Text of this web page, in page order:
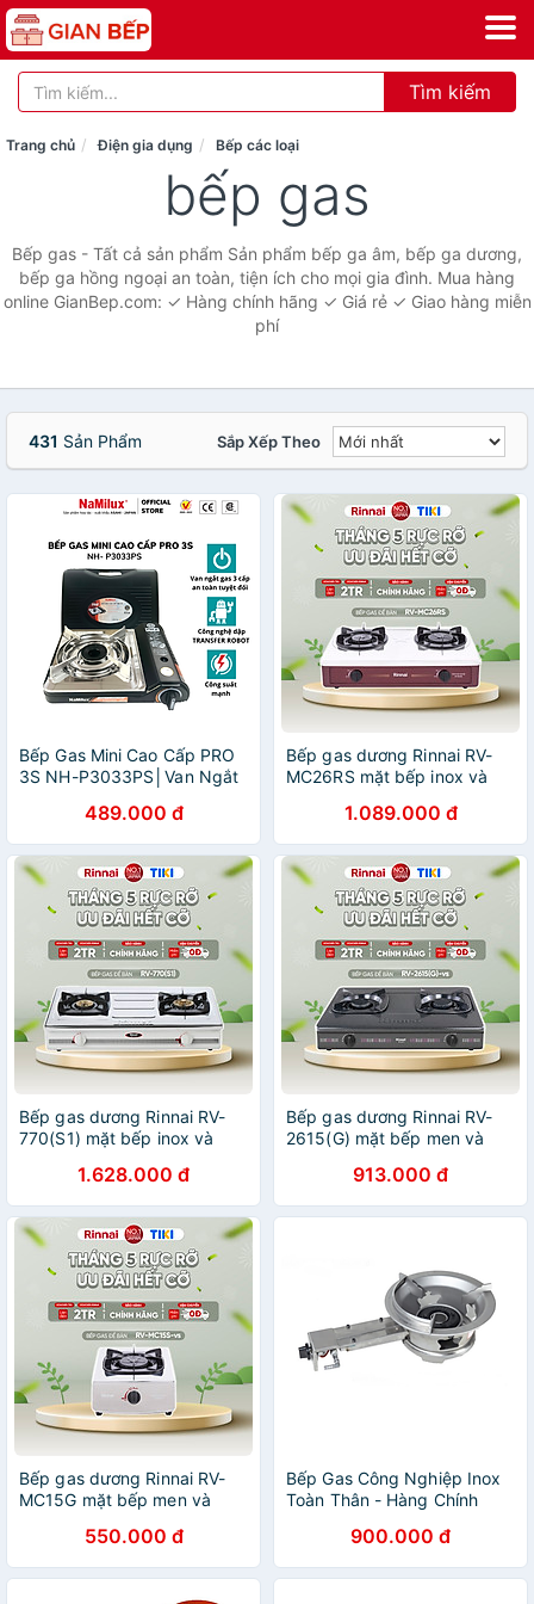
Tìm kiếm
Trang chủ Điện gia dụng Bếp các loại
bếp gas
Bếp gas - Tất cả sản phẩm Sản phẩm bếp ga âm, bếp ga dương,
bếp ga hồng ngoại an toàn, tiện ích cho mọi gia đình. Mua hàng
online GianBep.com: ✓ Hàng chính hãng ✓ Giá rẻ ✓ Giao hàng miễn
phí
431 Sản Phẩm Sắp Xếp Theo
Bếp Gas Mini Cao Cấp PRO
3S NH-P3033PS│Van Ngắt
Suất Mạnh 3.1 Kw (2.700
kcal/giờ) - Hàng Chính Hãng
489.000 đ
Bếp gas dương Rinnai RV-
MC26RS mặt bếp inox và
1.089.000 đ
Bếp gas dương Rinnai RV-
770(S1) mặt bếp inox và
1.628.000 đ
Bếp gas dương Rinnai RV-
2615(G) mặt bếp men và
913.000 đ
Bếp gas dương Rinnai RV-
MC15G mặt bếp men và
550.000 đ
Bếp Gas Công Nghiệp Inox
Toàn Thân - Hàng Chính
900.000 đ